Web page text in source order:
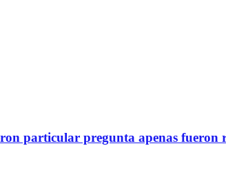
particular pregunta apenas fueron